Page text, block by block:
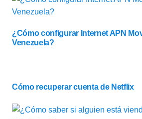
¿Cómo configurar Internet APN
Venezuela?
Cómo recuperar cuenta de Netflix